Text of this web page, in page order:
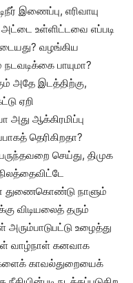
இணைப்பு, எரிவாயு
உள்ளிட்டவை எப்படி
வழங்கிய
பாயுமா?
அதே இடத்திற்கு,
ஏறி
ஆக்கிரமிப்பு
தெரிகிறதா?
செய்து, திமுக
துணைகொண்டு நாளும்
விடியலைத் தரும்
உழைத்து
வாழ்நாள் கனவாக
காவல்துறையைக்